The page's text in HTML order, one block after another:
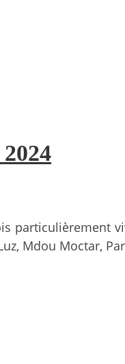
particulièrement
Mdou Moctar,